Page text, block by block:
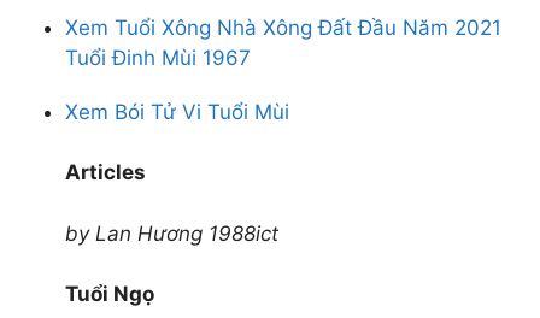
rượu nhật
vodka men
rượu táo mèo
rượu xo
rượu vodka
rượu ballantine
rượu jagermeister
Xem Tuổi Xông Nhà Xông Đất Đầu Năm 2021
Tuổi Đinh Mùi 1967
Xem Bói Tử Vi Tuổi Mùi
Articles
by Lan Hương 1988ict
Tuổi Ngọ